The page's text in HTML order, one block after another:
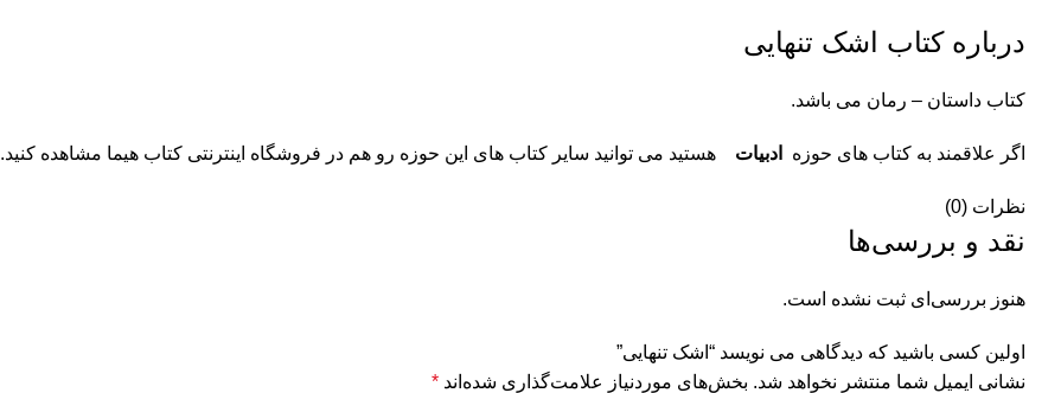
درباره کتاب اشک تنهایی
کتاب داستان – رمان می باشد.
اگر علاقمند به کتاب های حوزه ادبیات هستید می توانید سایر کتاب های این حوزه رو هم در فروشگاه اینترنتی کتاب هیما مشاهده کنید.
نظرات (0)
نقد و بررسی‌ها
هنوز بررسی‌ای ثبت نشده است.
اولین کسی باشید که دیدگاهی می نویسد “اشک تنهایی”
نشانی ایمیل شما منتشر نخواهد شد. بخش‌های موردنیاز علامت‌گذاری شده‌اند *